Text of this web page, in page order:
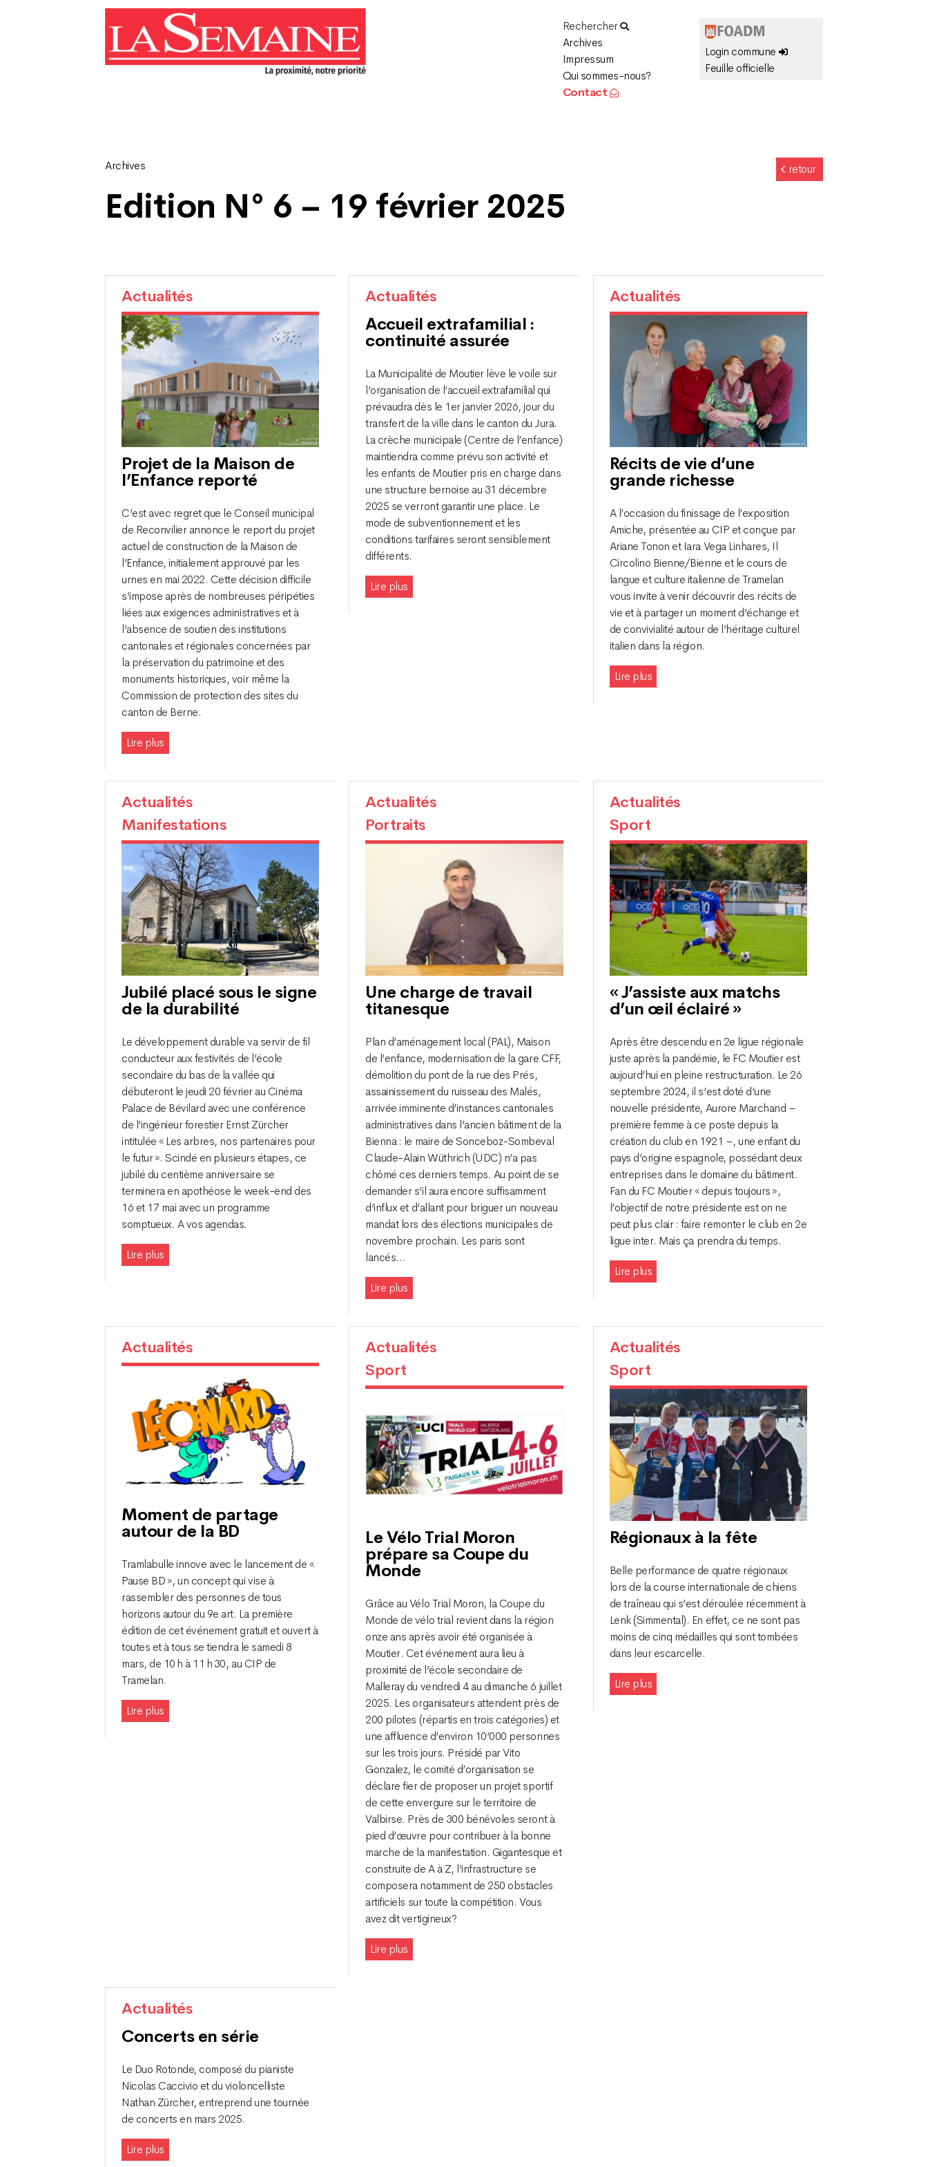
Rechercher
Archives
Impressum
Qui sommes-nous?
Contact
Login commune
Feuille officielle
Archives
Edition N° 6 – 19 février 2025
retour
Actualités
Projet de la Maison de
l’Enfance reporté
C’est avec regret que le Conseil municipal
de Reconvilier annonce le report du projet
actuel de construction de la Maison de
l’Enfance, initialement approuvé par les
urnes en mai 2022. Cette décision difficile
s’impose après de nombreuses péripéties
liées aux exigences administratives et à
l’absence de soutien des institutions
cantonales et régionales concernées par
la préservation du patrimoine et des
monuments historiques, voir même la
Commission de protection des sites du
canton de Berne.
Lire plus
Actualités
Accueil extrafamilial :
continuité assurée
La Municipalité de Moutier lève le voile sur
l’organisation de l’accueil extrafamilial qui
prévaudra dès le 1er janvier 2026, jour du
transfert de la ville dans le canton du Jura.
La crèche municipale (Centre de l’enfance)
maintiendra comme prévu son activité et
les enfants de Moutier pris en charge dans
une structure bernoise au 31 décembre
2025 se verront garantir une place. Le
mode de subventionnement et les
conditions tarifaires seront sensiblement
différents.
Lire plus
Actualités
Récits de vie d’une
grande richesse
A l’occasion du finissage de l’exposition
Amiche, présentée au CIP et conçue par
Ariane Tonon et Iara Vega Linhares, Il
Circolino Bienne/Bienne et le cours de
langue et culture italienne de Tramelan
vous invite à venir découvrir des récits de
vie et à partager un moment d’échange et
de convivialité autour de l’héritage culturel
italien dans la région.
Lire plus
Actualités
Manifestations
Jubilé placé sous le signe
de la durabilité
Le développement durable va servir de fil
conducteur aux festivités de l’école
secondaire du bas de la vallée qui
débuteront le jeudi 20 février au Cinéma
Palace de Bévilard avec une conférence
de l’ingénieur forestier Ernst Zürcher
intitulée « Les arbres, nos partenaires pour
le futur ». Scindé en plusieurs étapes, ce
jubilé du centième anniversaire se
terminera en apothéose le week-end des
16 et 17 mai avec un programme
somptueux. A vos agendas.
Lire plus
Actualités
Portraits
Une charge de travail
titanesque
Plan d’aménagement local (PAL), Maison
de l’enfance, modernisation de la gare CFF,
démolition du pont de la rue des Prés,
assainissement du ruisseau des Malés,
arrivée imminente d’instances cantonales
administratives dans l’ancien bâtiment de la
Bienna : le maire de Sonceboz-Sombeval
Claude-Alain Wüthrich (UDC) n’a pas
chômé ces derniers temps. Au point de se
demander s’il aura encore suffisamment
d’influx et d’allant pour briguer un nouveau
mandat lors des élections municipales de
novembre prochain. Les paris sont
lancés…
Lire plus
Actualités
Sport
« J’assiste aux matchs
d’un œil éclairé »
Après être descendu en 2e ligue régionale
juste après la pandémie, le FC Moutier est
aujourd’hui en pleine restructuration. Le 26
septembre 2024, il s’est doté d’une
nouvelle présidente, Aurore Marchand –
première femme à ce poste depuis la
création du club en 1921 –, une enfant du
pays d’origine espagnole, possédant deux
entreprises dans le domaine du bâtiment.
Fan du FC Moutier « depuis toujours »,
l’objectif de notre présidente est on ne
peut plus clair : faire remonter le club en 2e
ligue inter. Mais ça prendra du temps.
Lire plus
Actualités
Moment de partage
autour de la BD
Tramlabulle innove avec le lancement de «
Pause BD », un concept qui vise à
rassembler des personnes de tous
horizons autour du 9e art. La première
édition de cet événement gratuit et ouvert à
toutes et à tous se tiendra le samedi 8
mars, de 10 h à 11 h 30, au CIP de
Tramelan.
Lire plus
Actualités
Sport
Le Vélo Trial Moron
prépare sa Coupe du
Monde
Grâce au Vélo Trial Moron, la Coupe du
Monde de vélo trial revient dans la région
onze ans après avoir été organisée à
Moutier. Cet événement aura lieu à
proximité de l’école secondaire de
Malleray du vendredi 4 au dimanche 6 juillet
2025. Les organisateurs attendent près de
200 pilotes (répartis en trois catégories) et
une affluence d’environ 10’000 personnes
sur les trois jours. Présidé par Vito
Gonzalez, le comité d’organisation se
déclare fier de proposer un projet sportif
de cette envergure sur le territoire de
Valbirse. Près de 300 bénévoles seront à
pied d’œuvre pour contribuer à la bonne
marche de la manifestation. Gigantesque et
construite de A à Z, l’infrastructure se
composera notamment de 250 obstacles
artificiels sur toute la compétition. Vous
avez dit vertigineux ?
Lire plus
Actualités
Sport
Régionaux à la fête
Belle performance de quatre régionaux
lors de la course internationale de chiens
de traîneau qui s’est déroulée récemment à
Lenk (Simmental). En effet, ce ne sont pas
moins de cinq médailles qui sont tombées
dans leur escarcelle.
Lire plus
Actualités
Concerts en série
Le Duo Rotonde, composé du pianiste
Nicolas Caccivio et du violoncelliste
Nathan Zürcher, entreprend une tournée
de concerts en mars 2025.
Lire plus